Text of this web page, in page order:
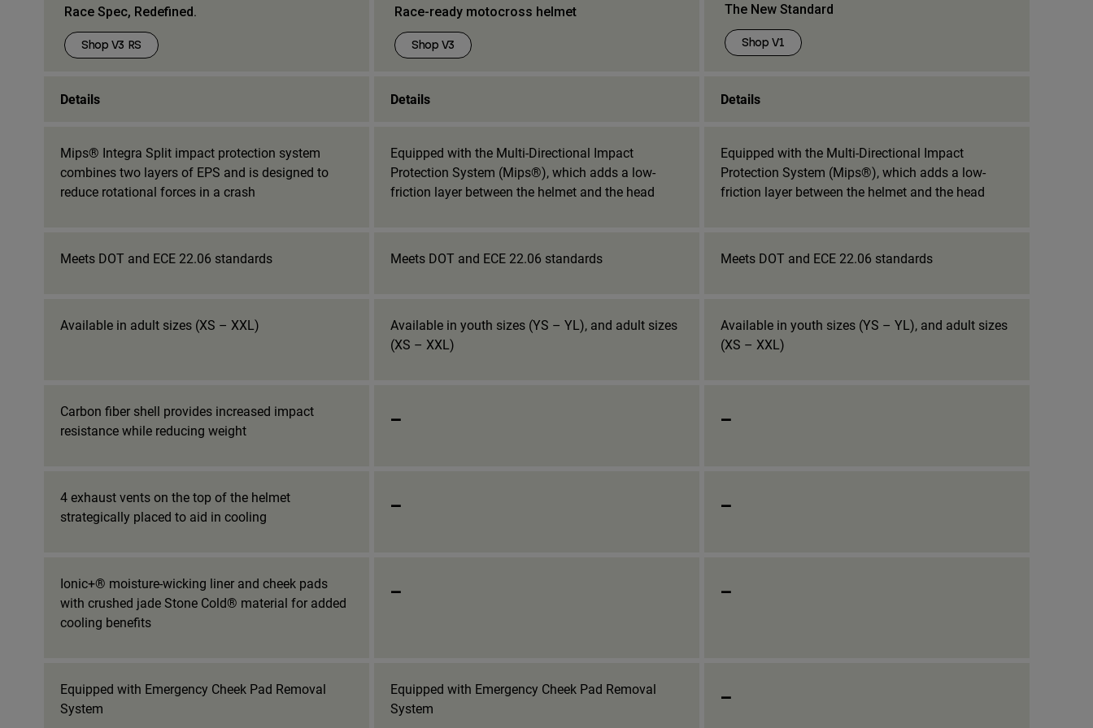
Race Spec, Redefined.
Shop V3 RS
Race-ready motocross helmet
Shop V3
The New Standard
Shop V1
Details Details Details
Mips® Integra Split impact protection system
combines two layers of EPS and is designed to
reduce rotational forces in a crash
Equipped with the Multi-Directional Impact
Protection System (Mips®), which adds a low-
friction layer between the helmet and the head
Equipped with the Multi-Directional Impact
Protection System (Mips®), which adds a low-
friction layer between the helmet and the head
Meets DOT and ECE 22.06 standards Meets DOT and ECE 22.06 standards Meets DOT and ECE 22.06 standards
Available in adult sizes (XS – XXL)
Available in youth sizes (YS – YL), and adult sizes
(XS – XXL)
Available in youth sizes (YS – YL), and adult sizes
(XS – XXL)
Carbon fiber shell provides increased impact
resistance while reducing weight
_ _
4 exhaust vents on the top of the helmet
strategically placed to aid in cooling
_ _
Ionic+® moisture-wicking liner and cheek pads
with crushed jade Stone Cold® material for added
cooling benefits
_ _
Equipped with Emergency Cheek Pad Removal
System
Equipped with Emergency Cheek Pad Removal
System
_